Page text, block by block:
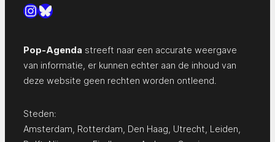
Instagram
Bluesky
Pop-Agenda streeft naar een accurate weergave
van informatie, er kunnen echter aan de inhoud van
deze website geen rechten worden ontleend.
Steden:
Amsterdam Rotterdam Den Haag Utrecht Leiden